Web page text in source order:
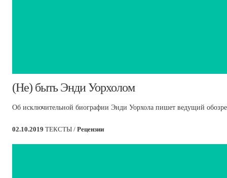
​(Не) быть Энди Уорхолом
Об исключительной биографии Энди Уорхола пишет ведущий
02.10.2019 ТЕКСТЫ / Рецензии